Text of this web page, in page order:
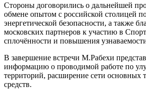
Стороны договорились о дальнейшей
обмене опытом с российской столицей
энергетической безопасности, а также
московских партнеров к участию в
сплочённости и повышения
В завершение встречи М.Рабехи
информацию о проводимой работе по
территорий, расширение сети основных
средств.